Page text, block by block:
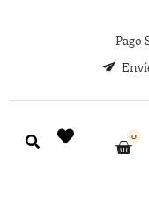
Pago
0